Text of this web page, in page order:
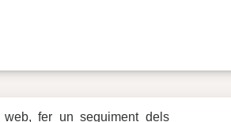
web, fer un seguiment dels